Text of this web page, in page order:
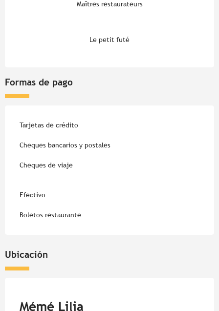
Maîtres restaurateurs
Le petit futé
Formas de pago
Tarjetas de crédito
Cheques bancarios y postales
Cheques de viaje
Efectivo
Boletos restaurante
Ubicación
Mémé Lilia